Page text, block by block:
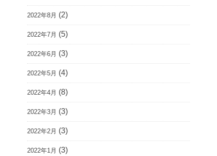
2022年8月 (2)
2022年7月 (5)
2022年6月 (3)
2022年5月 (4)
2022年4月 (8)
2022年3月 (3)
2022年2月 (3)
2022年1月 (3)